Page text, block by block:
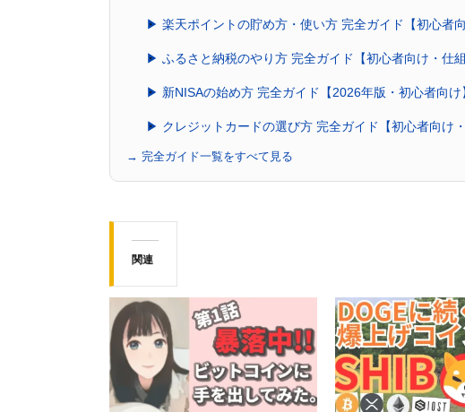
▶ 楽天ポイントの貯め方・使い方 完全ガイド【初心者
▶ ふるさと納税のやり方 完全ガイド【初心者向け・仕組
▶ 新NISAの始め方 完全ガイド【2026年版・初心者向け
▶ クレジットカードの選び方 完全ガイド【初心者向け・
→ 完全ガイド一覧をすべて見る
関連